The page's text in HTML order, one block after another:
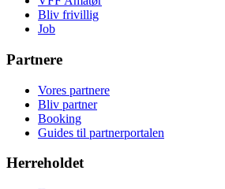
Bliv frivillig
Job
Partnere
Vores partnere
Bliv partner
Booking
Guides til partnerportalen
Herreholdet